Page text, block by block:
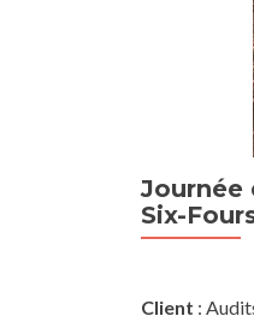
Journée
Six-
Client :